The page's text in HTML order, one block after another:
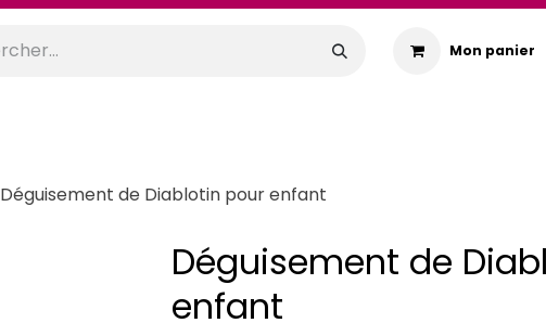
Mon panier
Déguisement de Diablotin pour enfant
Déguisement de
enfant